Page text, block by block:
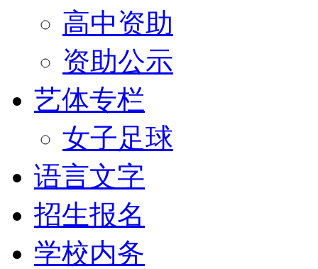
高中资助
资助公示
艺体专栏
女子足球
语言文字
招生报名
学校内务